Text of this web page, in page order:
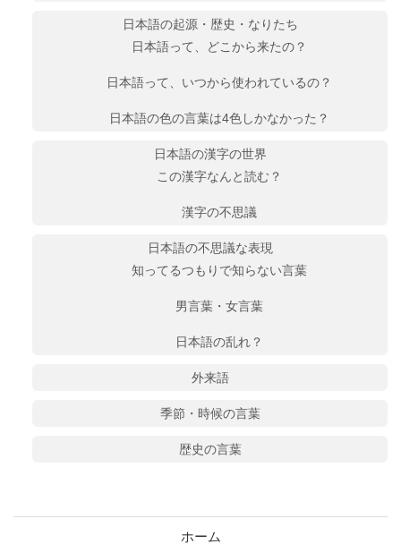
日本語の起源・歴史・なりたち
日本語って、どこから来たの？
日本語って、いつから使われているの？
日本語の色の言葉は4色しかなかった？
日本語の漢字の世界
この漢字なんと読む？
漢字の不思議
日本語の不思議な表現
知ってるつもりで知らない言葉
男言葉・女言葉
日本語の乱れ？
外来語
季節・時候の言葉
歴史の言葉
ホーム